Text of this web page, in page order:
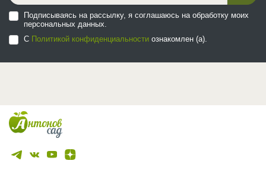
Подписываясь на рассылку, я соглашаюсь на обработку моих
персональных данных.
С Политикой конфиденциальности ознакомлен (а).